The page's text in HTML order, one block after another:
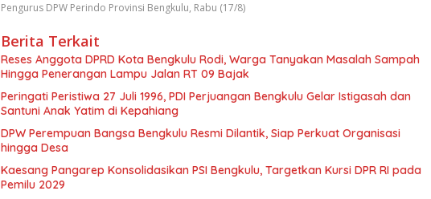
Pengurus DPW Perindo Provinsi Bengkulu, Rabu (17/8)
Berita Terkait
Reses Anggota DPRD Kota Bengkulu Rodi, Warga Tanyakan Masalah Sampah
Hingga Penerangan Lampu Jalan RT 09 Bajak
Peringati Peristiwa 27 Juli 1996, PDI Perjuangan Bengkulu Gelar Istigasah dan
Santuni Anak Yatim di Kepahiang
DPW Perempuan Bangsa Bengkulu Resmi Dilantik, Siap Perkuat Organisasi
hingga Desa
Kaesang Pangarep Konsolidasikan PSI Bengkulu, Targetkan Kursi DPR RI pada
Pemilu 2029